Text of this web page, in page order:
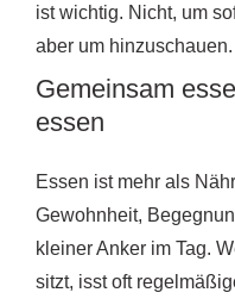
ist wichtig. Nicht, um
aber um hinzuschauen.
Gemeinsam
essen
Essen ist mehr als
Gewohnheit,
kleiner Anker im Tag.
sitzt, isst oft